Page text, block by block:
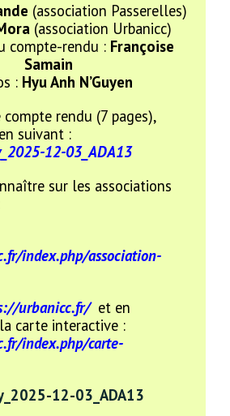
(association Passerelles)
(association Urbanicc)
compte-rendu : Françoise
Samain
: Hyu Anh N’Guyen
rendu (7 pages),
suivant :
12-03_ADA13
sur les associations
index.php/association-
urbanicc.fr/et en
carte interactive :
index.php/carte-
12-03_ADA13